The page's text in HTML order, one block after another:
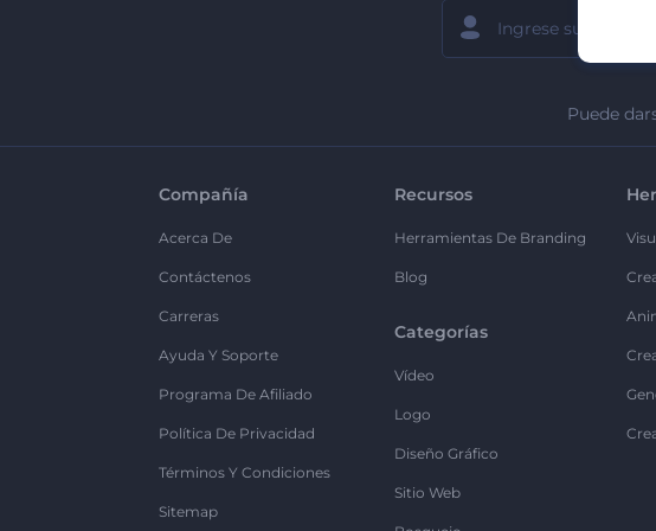
Puede
Compañía
Acerca De
Contáctenos
Carreras
Ayuda Y Soporte
Programa De Afiliado
Política De Privacidad
Términos Y Condiciones
Sitemap
Recursos
Herramientas De Branding
Blog
Categorías
Vídeo
Logo
Diseño Gráfico
Sitio Web